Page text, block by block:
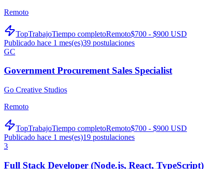
Remoto
TopTrabajoTiempo completoRemoto$700 - $900 USD
Publicado hace 1 mes(es)39 postulaciones
GC
Government Procurement Sales Specialist
Go Creative Studios
Remoto
TopTrabajoTiempo completoRemoto$700 - $900 USD
Publicado hace 1 mes(es)19 postulaciones
3
Full Stack Developer (Node.js, React, TypeScript)